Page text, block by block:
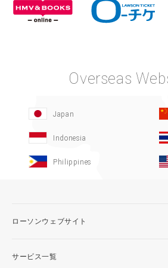
Overseas
Japan
Indonesia
Philippines
ローソンウェブサイト
サービス一覧